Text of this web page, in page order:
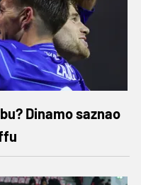
Dinamo saznao